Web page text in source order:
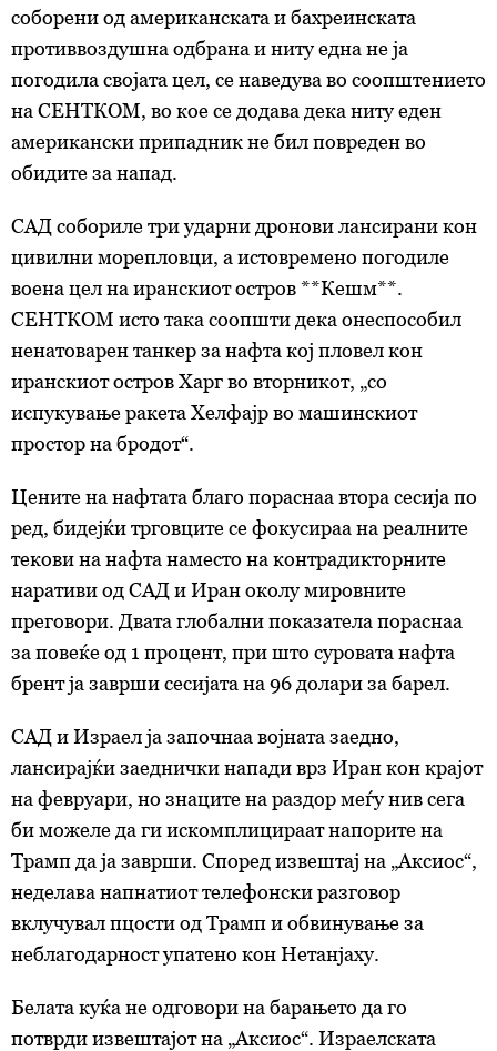
соборени од американската и бахреинската
противвоздушна одбрана и ниту една не ја
погодила својата цел, се наведува во соопштението
на СЕНТКОМ, во кое се додава дека ниту еден
американски припадник не бил повреден во
обидите за напад.
САД собориле три ударни дронови лансирани кон
цивилни морепловци, а истовремено погодиле
воена цел на иранскиот остров **Кешм**.
СЕНТКОМ исто така соопшти дека онеспособил
ненатоварен танкер за нафта кој пловел кон
иранскиот остров Харг во вторникот, „со
испукување ракета Хелфајр во машинскиот
простор на бродот“.
Цените на нафтата благо пораснаа втора сесија по
ред, бидејќи трговците се фокусираа на реалните
текови на нафта наместо на контрадикторните
наративи од САД и Иран околу мировните
преговори. Двата глобални показатела пораснаа
за повеќе од 1 процент, при што суровата нафта
брент ја заврши сесијата на 96 долари за барел.
САД и Израел ја започнаа војната заедно,
лансирајќи заеднички напади врз Иран кон крајот
на февруари, но знаците на раздор меѓу нив сега
би можеле да ги искомплицираат напорите на
Трамп да ја заврши. Според извештај на „Аксиос“,
неделава напнатиот телефонски разговор
вклучувал пцости од Трамп и обвинување за
неблагодарност упатено кон Нетанјаху.
Белата куќа не одговори на барањето да го
потврди извештајот на „Аксиос“. Израелската